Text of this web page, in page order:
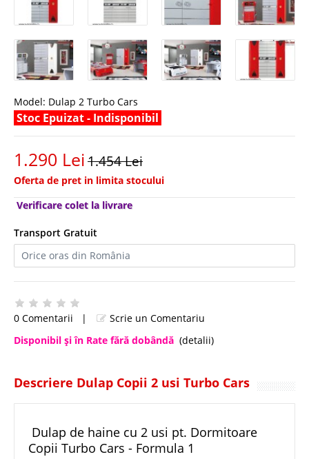
Model: Dulap 2 Turbo Cars
Stoc Epuizat - Indisponibil
1.290 Lei1.454 Lei
Oferta de pret in limita stocului
Verificare colet la livrare
Transport Gratuit
0 Comentarii |
Scrie un Comentariu
Disponibil şi în Rate fără dobândă (detalii)
Descriere Dulap Copii 2 usi Turbo Cars
Dulap de haine cu 2 usi pt. Dormitoare
Copii Turbo Cars - Formula 1